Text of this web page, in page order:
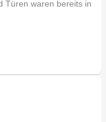
Türen waren bereits in